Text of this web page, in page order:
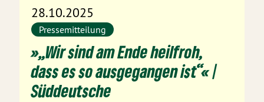
28.10.2025
Pressemitteilung
»„Wir sind am Ende heilfroh,
dass es so ausgegangen ist“« |
Süddeutsche